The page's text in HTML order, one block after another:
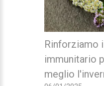
Rinforziamo
immunitario
meglio